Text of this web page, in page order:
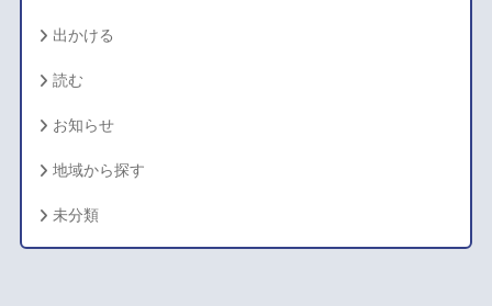
出かける
読む
お知らせ
地域から探す
未分類